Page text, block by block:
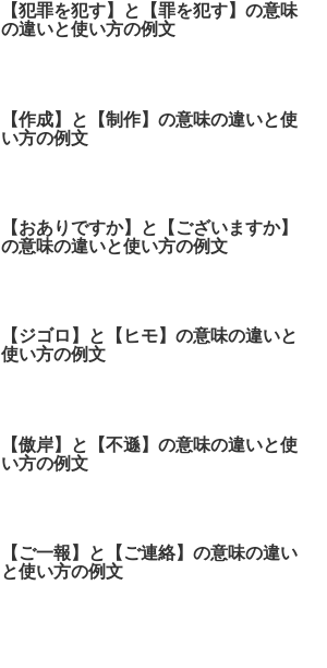
【犯罪を犯す】と【罪を犯す】の意味
の違いと使い方の例文
【作成】と【制作】の意味の違いと使
い方の例文
【おありですか】と【ございますか】
の意味の違いと使い方の例文
【ジゴロ】と【ヒモ】の意味の違いと
使い方の例文
【傲岸】と【不遜】の意味の違いと使
い方の例文
【ご一報】と【ご連絡】の意味の違い
と使い方の例文